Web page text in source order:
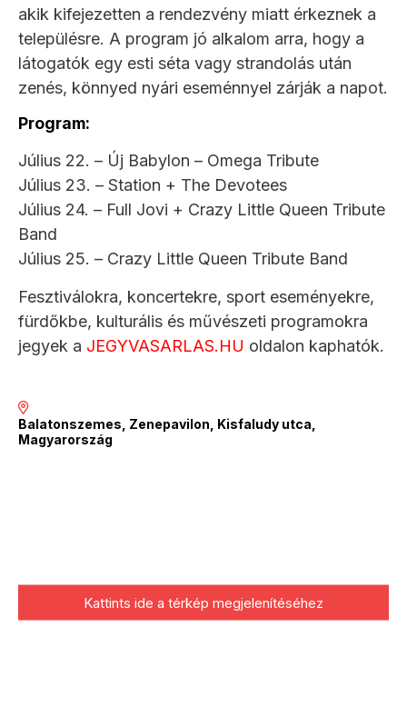
akik kifejezetten a rendezvény miatt érkeznek a
településre. A program jó alkalom arra, hogy a
látogatók egy esti séta vagy strandolás után
zenés, könnyed nyári eseménnyel zárják a napot.
Program:
Július 22. – Új Babylon – Omega Tribute
Július 23. – Station + The Devotees
Július 24. – Full Jovi + Crazy Little Queen Tribute
Band
Július 25. – Crazy Little Queen Tribute Band
Fesztiválokra, koncertekre, sport eseményekre,
fürdőkbe, kulturális és művészeti programokra
jegyek a JEGYVASARLAS.HU oldalon kaphatók.
Balatonszemes, Zenepavilon, Kisfaludy utca,
Magyarország
Kattints ide a térkép megjelenítéséhez